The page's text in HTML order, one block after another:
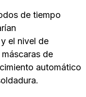
de tiempo
el nivel de
de
automático